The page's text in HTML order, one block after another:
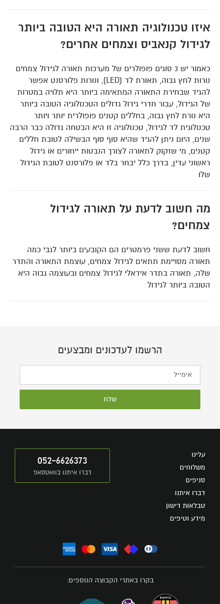
איזו טכנולוגיה תאורה היא הטובה ביותר
לגידול קנאביס וצמחים אחרים?
כאמור יש 3 סוגים פופולרים של מערכות תאורה לגידול צמחים
נורות לחץ גבוה, תאורת לד (LED), ונורות פלורסנט אפשר
להגיד שבחירת התאורה המתאימה ביותר היא תלויה במטרות
של הגידול, עבור חדרי גידול גדולים הטכנולוגיה הטובה ביותר
היא נורת לחץ גבוה, בחללים קטנים פופולרית יותר ויותר
טכנולוגית לד לגידול, טכנולוגיה זו היא הבטחה גדולה כבר הרבה
שנים, היום ניתן להגיד שהיא סוף סוף הבשילה לטובת חללים
קטנים, מי שזקוק לתאורה לצורך הנבטות ייחורים או גידול
ראשוני עדין, בדרך כלל יבחר בלד או פלורסנט לטובת הגידול
שלו
מה חשוב לדעת על תאורה לגידול
צמחים?
חשוב לדעת ששני פרמטרים הם הקובעים ביותר לגבי כמה
תאורה מסויימת תתאים לגידול צמחים, עוצמת התאורה והתדר
שלה, תאורה בתדר אידאלי לגידול צמחים ובעוצמה גבוה היא
הטובה ביותר לגידול
הרשמו לעדכונים ומבצעים
שלח
עלינו
משלוחים
סניפים
דברו איתנו
טבלאות דישון
מידע וטיפים
052-6626373
דברו איתנו בוואטסאפ
בקרו באתרי הקבוצה הנוספים: